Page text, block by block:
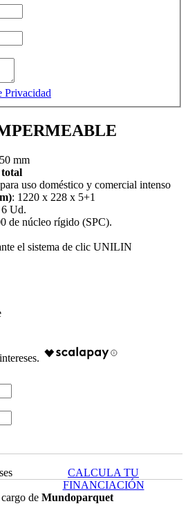
Privacidad
mm
uso doméstico y comercial intenso
: 1220 x 228 x 5+1
6 Ud.
de núcleo rígido (SPC).
el sistema de clic UNILIN
CALCULA TU
FINANCIACIÓN
de Mundoparquet